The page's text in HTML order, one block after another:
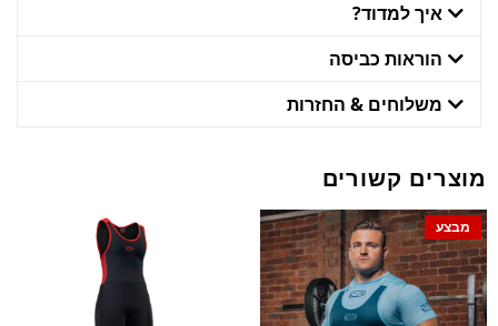
איך למדוד?
הוראות כביסה
משלוחים & החזרות
מוצרים קשורים
מבצע